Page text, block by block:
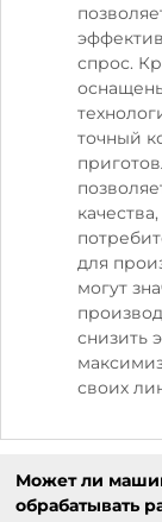
спрос.
точный
для
могут
снизить
своих
Может ли
обрабатывать